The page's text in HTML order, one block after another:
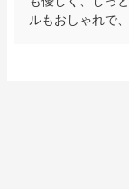
ルもおしゃれで